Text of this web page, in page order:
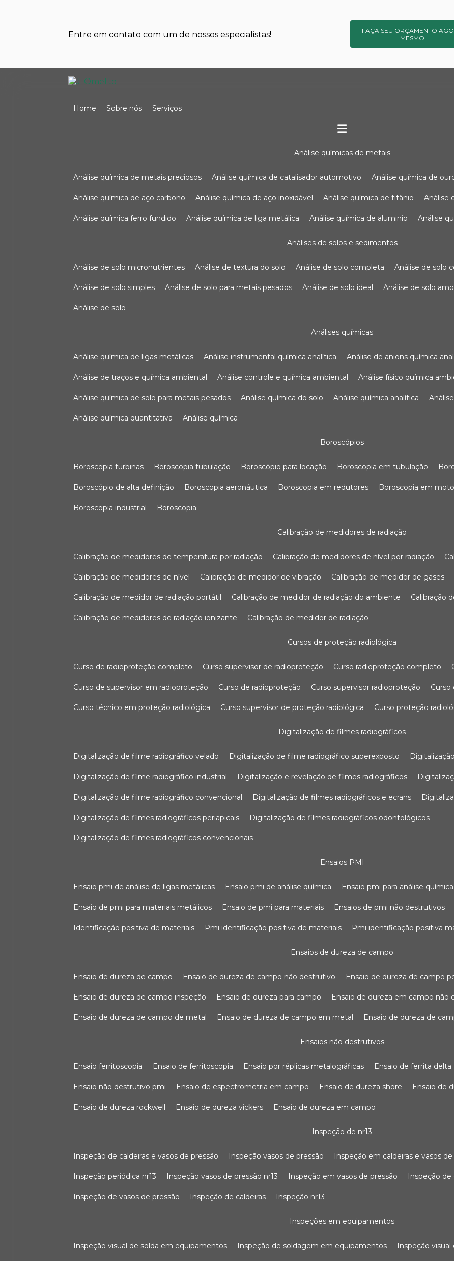
Entre em contato com um de nossos especialistas!
FAÇA SEU ORÇAMENTO
MESMO
Home Sobre nós Serviços
análise químicas de metais
análise química de metais preciosos análise química de catalisador automotivo análise química de
análise química de aço carbono análise química de aço inoxidável análise química de titânio
análise química ferro fundido análise química de liga metálica análise química de aluminio análise
análises de solos e sedimentos
análise de solo micronutrientes análise de textura do solo análise de solo completa análise de solo
análise de solo simples análise de solo para metais pesados análise de solo ideal análise de solo
análise de solo
análises químicas
análise química de ligas metálicas análise instrumental química analítica análise de anions química
análise de traços e química ambiental análise controle e química ambiental análise físico química
análise química de solo para metais pesados análise química do solo análise química analítica
análise química quantitativa análise química
boroscópios
boroscopia turbinas boroscopia tubulação boroscópio para locação boroscopia em tubulação
boroscópio de alta definição boroscopia aeronáutica boroscopia em redutores boroscopia em
boroscopia industrial boroscopia
calibração de medidores de radiação
calibração de medidores de temperatura por radiação calibração de medidores de nível por radiação
calibração de medidores de nível calibração de medidor de vibração calibração de medidor de gases
calibração de medidor de radiação portátil calibração de medidor de radiação do ambiente calibração
calibração de medidores de radiação ionizante calibração de medidor de radiação
cursos de proteção radiológica
curso de radioproteção completo curso supervisor de radioproteção curso radioproteção completo
curso de supervisor em radioproteção curso de radioproteção curso supervisor radioproteção
curso técnico em proteção radiológica curso supervisor de proteção radiológica curso proteção
digitalização de filmes radiográficos
digitalização de filme radiográfico velado digitalização de filme radiográfico superexposto
digitalização de filme radiográfico industrial digitalização e revelação de filmes radiográficos
digitalização de filme radiográfico convencional digitalização de filmes radiográficos e ecrans
digitalização de filmes radiográficos periapicais digitalização de filmes radiográficos odontológicos
digitalização de filmes radiográficos convencionais
ensaios PMI
ensaio pmi de análise de ligas metálicas ensaio pmi de análise química ensaio pmi para análise
ensaio de pmi para materiais metálicos ensaio de pmi para materiais ensaios de pmi não destrutivos
identificação positiva de materiais pmi identificação positiva de materiais pmi identificação positiva
ensaios de dureza de campo
ensaio de dureza de campo ensaio de dureza de campo não destrutivo ensaio de dureza de campo
ensaio de dureza de campo inspeção ensaio de dureza para campo ensaio de dureza em campo não
ensaio de dureza de campo de metal ensaio de dureza de campo em metal ensaio de dureza de
ensaios não destrutivos
ensaio ferritoscopia ensaio de ferritoscopia ensaio por réplicas metalográficas ensaio de ferrita delta
ensaio não destrutivo pmi ensaio de espectrometria em campo ensaio de dureza shore ensaio de
ensaio de dureza rockwell ensaio de dureza vickers ensaio de dureza em campo
inspeção de nr13
inspeção de caldeiras e vasos de pressão inspeção vasos de pressão inspeção em caldeiras e vasos
inspeção periódica nr13 inspeção vasos de pressão nr13 inspeção em vasos de pressão inspeção
inspeção de vasos de pressão inspeção de caldeiras inspeção nr13
inspeções em equipamentos
inspeção visual de solda em equipamentos inspeção de soldagem em equipamentos inspeção